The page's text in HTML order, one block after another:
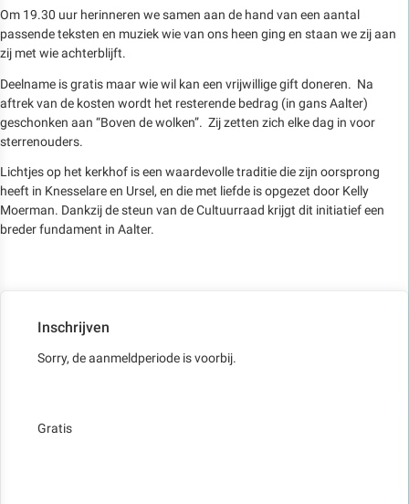
Om 19.30 uur herinneren we samen aan de hand van een aantal
passende teksten en muziek wie van ons heen ging en staan we zij aan
zij met wie achterblijft.
Deelname is gratis maar wie wil kan een vrijwillige gift doneren. Na
aftrek van de kosten wordt het resterende bedrag (in gans Aalter)
geschonken aan “Boven de wolken”. Zij zetten zich elke dag in voor
sterrenouders.
Lichtjes op het kerkhof is een waardevolle traditie die zijn oorsprong
heeft in Knesselare en Ursel, en die met liefde is opgezet door Kelly
Moerman. Dankzij de steun van de Cultuurraad krijgt dit initiatief een
breder fundament in Aalter.
Inschrijven
Sorry, de aanmeldperiode is voorbij.
Gratis